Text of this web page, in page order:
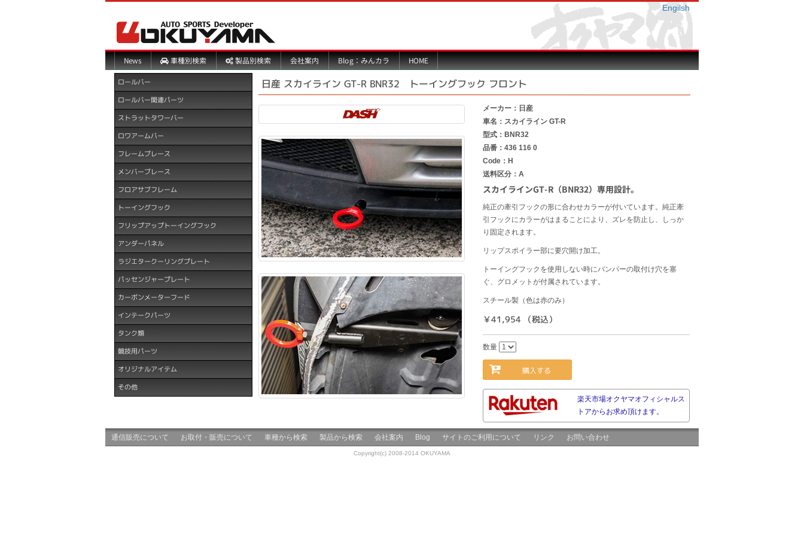
Engilsh
News 車種別検索 製品別検索 会社案内 Blog：みんカラ HOME
日産 スカイライン GT-R BNR32 トーイングフック フロント
メーカー：日産
車名：スカイライン GT-R
型式：BNR32
品番：436 116 0
Code：H
送料区分：A
スカイラインGT-R（BNR32）専用設計。
純正の牽引フックの形に合わせカラーが付いています。純正牽
引フックにカラーがはまることにより、ズレを防止し、しっか
り固定されます。
リップスポイラー部に要穴開け加工。
トーイングフックを使用しない時にバンパーの取付け穴を塞
ぐ、グロメットが付属されています。
スチール製（色は赤のみ）
￥41,954 （税込）
数量
購入する
楽天市場オクヤマオフィシャルス
トアからお求め頂けます。
ロールバー
ロールバー関連パーツ
ストラットタワーバー
ロワアームバー
フレームブレース
メンバーブレース
フロアサブフレーム
トーイングフック
フリップアップトーイングフック
アンダーパネル
ラジエタークーリングプレート
パッセンジャープレート
カーボンメーターフード
インテークパーツ
タンク類
競技用パーツ
オリジナルアイテム
その他
通信販売について お取付・販売について 車種から検索 製品から検索 会社案内 Blog サイトのご利用について リンク お問い合わせ
Copyright(c) 2008-2014 OKUYAMA